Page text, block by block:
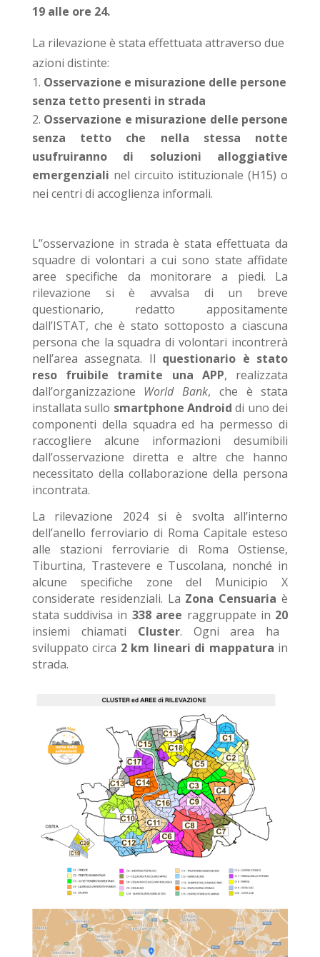
19 alle ore 24.
La rilevazione è stata effettuata attraverso due
azioni distinte:
Osservazione e misurazione delle persone
senza tetto presenti in strada
Osservazione e misurazione delle persone
senza tetto che nella stessa notte
usufruiranno di soluzioni alloggiative
emergenziali nel circuito istituzionale (H15) o
nei centri di accoglienza informali.
L’’osservazione in strada è stata effettuata da
squadre di volontari a cui sono state affidate
aree specifiche da monitorare a piedi. La
rilevazione si è avvalsa di un breve
questionario, redatto appositamente
dall’ISTAT, che è stato sottoposto a ciascuna
persona che la squadra di volontari incontrerà
nell’area assegnata. Il questionario è stato
reso fruibile tramite una APP, realizzata
dall’organizzazione World Bank, che è stata
installata sullo smartphone Android di uno dei
componenti della squadra ed ha permesso di
raccogliere alcune informazioni desumibili
dall’osservazione diretta e altre che hanno
necessitato della collaborazione della persona
incontrata.
La rilevazione 2024 si è svolta all’interno
dell’anello ferroviario di Roma Capitale esteso
alle stazioni ferroviarie di Roma Ostiense,
Tiburtina, Trastevere e Tuscolana, nonché in
alcune specifiche zone del Municipio X
considerate residenziali. La Zona Censuaria è
stata suddivisa in 338 aree raggruppate in 20
insiemi chiamati Cluster. Ogni area ha
sviluppato circa 2 km lineari di mappatura in
strada.